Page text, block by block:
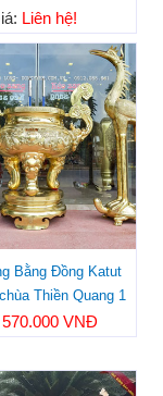
Liên hệ!
Bằng Đồng Katut
Thiền Quang 1
570.000 VNĐ